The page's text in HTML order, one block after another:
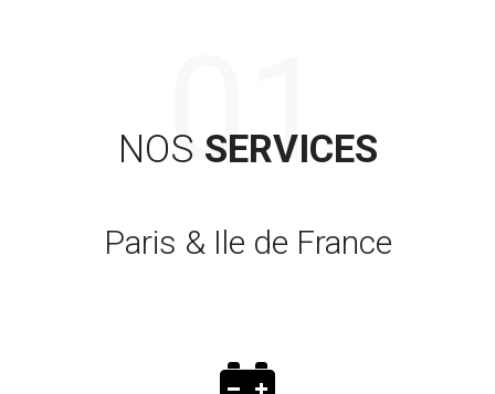
NOS SERVICES
Paris & Ile de France